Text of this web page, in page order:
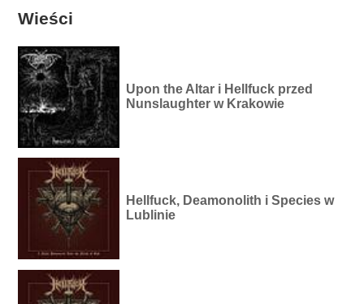
Wieści
Upon the Altar i Hellfuck przed
Nunslaughter w Krakowie
Hellfuck, Deamonolith i Species w
Lublinie